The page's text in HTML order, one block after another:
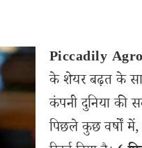
Piccadily
के शेयर बढ़त के साथ
कंपनी दुनिया की
पिछले कुछ वर्षों